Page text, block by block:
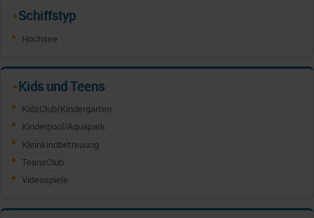
✦Schiffstyp
Hochsee
✦Kids und Teens
KidsClub/Kindergarten
Kinderpool/Aquapark
Kleinkindbetreuung
TeensClub
Videospiele